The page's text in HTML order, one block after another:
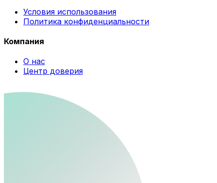
Условия использования
Политика конфиденциальности
Компания
О нас
Центр доверия